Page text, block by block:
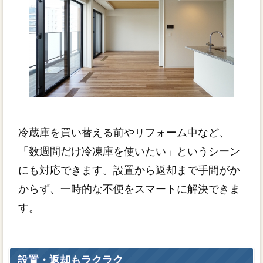
冷蔵庫を買い替える前やリフォーム中など、
「数週間だけ冷凍庫を使いたい」というシーン
にも対応できます。設置から返却まで手間がか
からず、一時的な不便をスマートに解決できま
す。
設置・返却もラクラク